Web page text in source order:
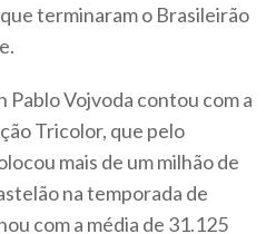
terminaram o Brasileirão
Pablo Vojvoda contou com a
Tricolor, que pelo
mais de um milhão de
na temporada de
com a média de 31.125